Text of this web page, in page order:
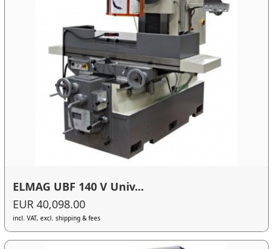
ELMAG UBF 140 V Univ...
EUR 40,098.00
incl. VAT, excl. shipping & fees